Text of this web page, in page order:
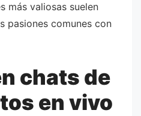
más valiosas suelen
pasiones comunes con
chats de
en vivo